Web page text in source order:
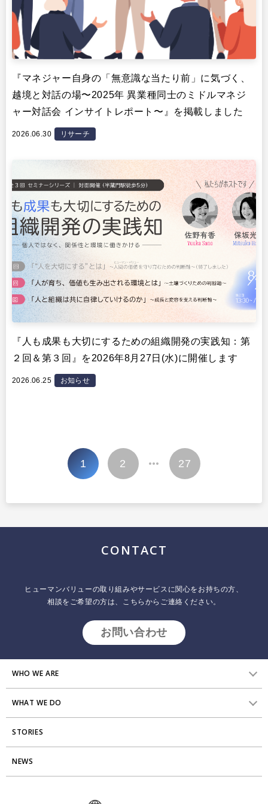
『マネジャー自身の「無意識な当たり前」に気づく、
越境と対話の場〜2025年 異業種同士のミドルマネジ
ャー対話会 インサイトレポート〜』を掲載しました
2026.06.30 リサーチ
『人も成果も大切にするための組織開発の実践知：第
２回＆第３回』を2026年8月27日(水)に開催します
2026.06.25 お知らせ
ペ
1 2 27
CONTACT
ヒューマンバリューの取り組みやサービスに関心をお持ちの方、
相談をご希望の方は、こちらからご連絡ください。
お問い合わせ
WHO WE ARE
HVからのメッセージ
研究員紹介
アクセス
WHAT WE DO
組織変革
エンゲージメント向上支援
STORIES
Stories
NEWS